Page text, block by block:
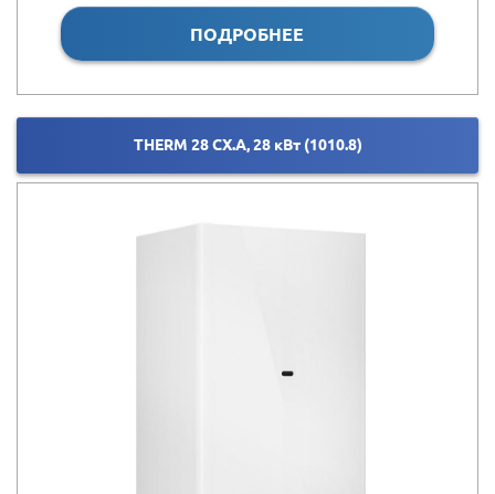
ПОДРОБНЕЕ
THERM 28 CX.A, 28 кВт (1010.8)